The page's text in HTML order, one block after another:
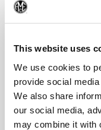
This website uses
We use cookies to
provide social
We also share
our social media,
may combine it with